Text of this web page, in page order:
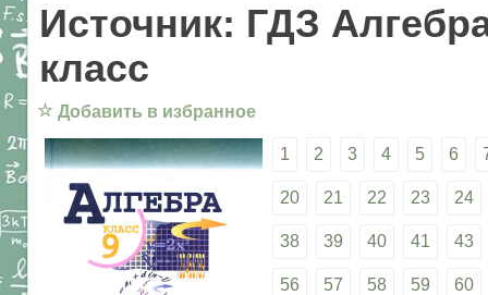
Источник: ГДЗ
класс
☆ Добавить в избранное
1 2 3 4 5 6
20 21 22 23 24
38 39 40 41 43
56 57 58 59 60